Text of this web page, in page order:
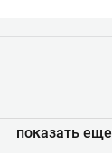
показать еще